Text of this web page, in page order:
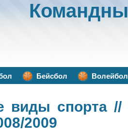
Бейсбол Волейбол
виды спорта //
2009